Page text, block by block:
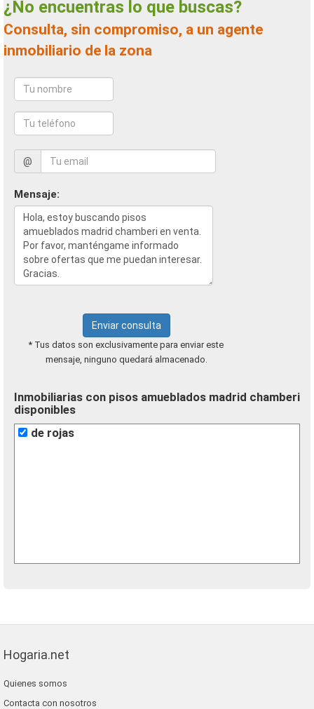
¿No encuentras lo que buscas?
Consulta, sin compromiso, a un agente
inmobiliario de la zona
@
Mensaje:
Enviar consulta
* Tus datos son exclusivamente para enviar este
mensaje, ninguno quedará almacenado.
Inmobiliarias con pisos amueblados madrid chamberi
disponibles
de rojas
Hogaria.net
Quienes somos
Contacta con nosotros